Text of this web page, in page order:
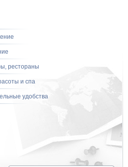
рестораны
и спа
удобства